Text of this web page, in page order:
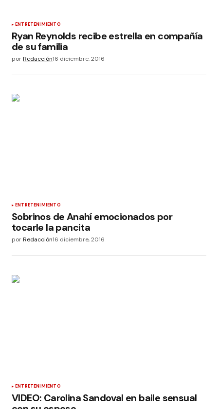
ENTRETENIMIENTO
Ryan Reynolds recibe estrella en compañía
de su familia
porRedacción16 diciembre, 2016
ENTRETENIMIENTO
Sobrinos de Anahí emocionados por
tocarle la pancita
porRedacción16 diciembre, 2016
ENTRETENIMIENTO
VIDEO: Carolina Sandoval en baile sensual